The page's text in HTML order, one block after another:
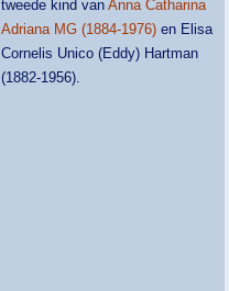
tweede kind vanAnna Catharina
Adriana MG (1884-1976) en Elisa
Cornelis Unico (Eddy) Hartman
(1882-1956).